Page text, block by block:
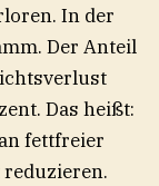
In der
Der Anteil
Das heißt:
fettfreier